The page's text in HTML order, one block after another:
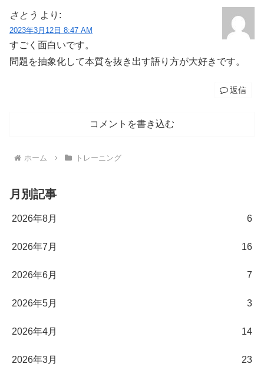
さとう より:
2023年3月12日 8:47 AM
すごく面白いです。
問題を抽象化して本質を抜き出す語り方が大好きです。
返信
コメントを書き込む
ホーム トレーニング
月別記事
2026年8月 6
2026年7月 16
2026年6月 7
2026年5月 3
2026年4月 14
2026年3月 23